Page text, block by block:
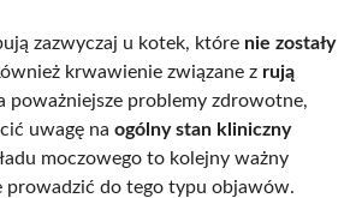
zazwyczaj u kotek, które nie zostały
krwawienie związane z rują
poważniejsze problemy zdrowotne,
uwagę na ogólny stan kliniczny
moczowego to kolejny ważny
prowadzić do tego typu objawów.